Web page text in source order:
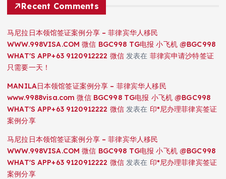
Recent Comments
马尼拉日本领馆签证案例分享 – 菲律宾华人移民
WWW.998VISA.COM 微信 BGC998 TG电报 小飞机 @BGC998
WHAT'S APP+63 9120912222 微信发表在 菲律宾申请沙特签证
只需要一天！
MANILA日本领馆签证案例分享 – 菲律宾华人移民
www.9988visa.com 微信 BGC998 TG电报 小飞机 @BGC998
WHAT'S APP+63 9120912222 微信发表在 印*尼办理菲律宾签证
案例分享
马尼拉日本领馆签证案例分享 – 菲律宾华人移民
WWW.998VISA.COM 微信 BGC998 TG电报 小飞机 @BGC998
WHAT'S APP+63 9120912222 微信发表在 印*尼办理菲律宾签证
案例分享